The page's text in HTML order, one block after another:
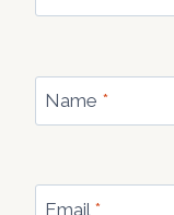
Name *
Email *